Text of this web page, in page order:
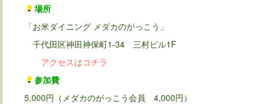
場所
「お米ダイニング メダカのがっこう」
千代田区神田神保町1-34 三村ビル1F
アクセスはコチラ
参加費
5,000円（メダカのがっこう会員 4,000円）